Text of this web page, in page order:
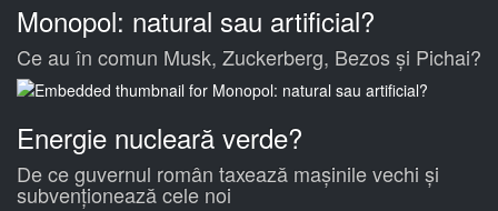
Monopol: natural sau artificial?
Ce au în comun Musk, Zuckerberg, Bezos și Pichai?
Energie nucleară verde?
De ce guvernul român taxează mașinile vechi și
subvenționează cele noi